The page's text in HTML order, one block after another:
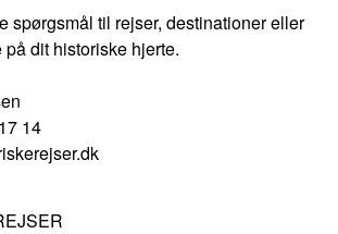
spørgsmål til rejser, destinationer eller
dit historiske hjerte.
14